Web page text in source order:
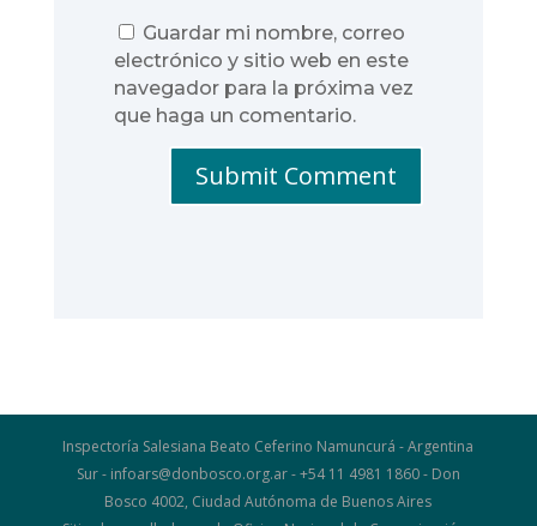
Guardar mi nombre, correo
electrónico y sitio web en este
navegador para la próxima vez
que haga un comentario.
Submit Comment
Inspectoría Salesiana Beato Ceferino Namuncurá - Argentina
Sur - infoars@donbosco.org.ar - +54 11 4981 1860 - Don
Bosco 4002, Ciudad Autónoma de Buenos Aires